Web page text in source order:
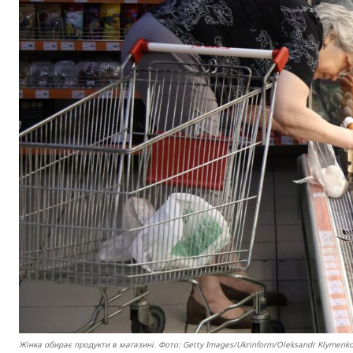
Жінка обирає продукти в магазині. Фото: Getty Images/Ukrinform/Oleksandr Klymenko